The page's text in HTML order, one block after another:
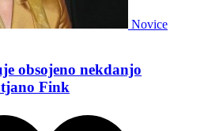
Novice
obsojeno nekdanjo
Fink